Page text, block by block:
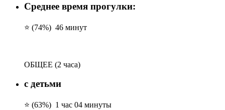
Среднее время прогулки:
⭐ (74%) 46 минут
ОБЩЕЕ (2 часа)
с детьми
⭐ (63%) 1 час 04 минуты